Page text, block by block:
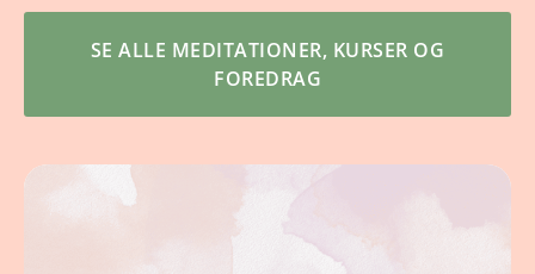
SE ALLE MEDITATIONER, KURSER OG
FOREDRAG